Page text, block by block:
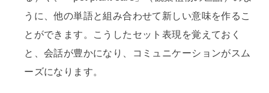
うに、他の単語と組み合わせて新しい意味を作るこ
とができます。こうしたセット表現を覚えておく
と、会話が豊かになり、コミュニケーションがスム
ーズになります。